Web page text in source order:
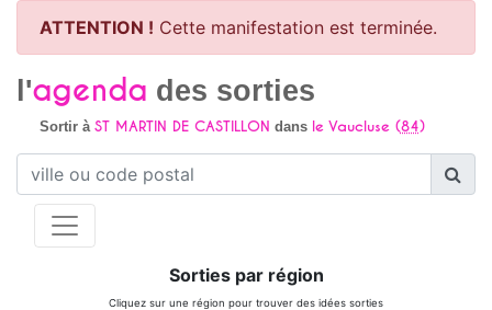
ATTENTION ! Cette manifestation est terminée.
l'agenda des sorties
Sortir à ST MARTIN DE CASTILLON dans le Vaucluse (84)
Sorties par région
Cliquez sur une région pour trouver des idées sorties